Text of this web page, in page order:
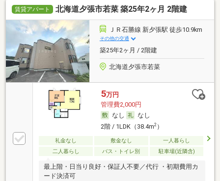
賃貸アパート 北海道夕張市若菜 築25年2ヶ月 2階建
ＪＲ石勝線 新夕張駅 徒歩10.9km
その他の交通
築25年2ヶ月 / 2階建
北海道夕張市若菜
5万円
管理費2,000円
なし
なし
2階 / 1LDK（38.4m2）
礼金なし 敷金なし
一人暮らし
二人暮らし
バス・トイレ別 駐車場(近隣含)
最上階・日当り良好・保証人不要／代行 ・初期費用カ
ード決済可